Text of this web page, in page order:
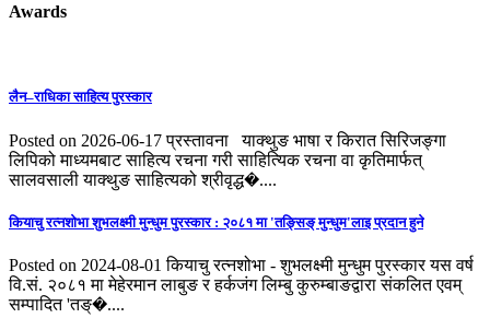
Awards
लैन–राधिका साहित्य पुरस्कार
Posted on 2026-06-17प्रस्तावना याक्थुङ भाषा र किरात सिरिजङ्गा
लिपिको माध्यमबाट साहित्य रचना गरी साहित्यिक रचना वा कृतिमार्फत्
सालवसाली याक्थुङ साहित्यको श्रीवृद्ध�....
कियाचु रत्नशाेभा शुभलक्ष्मी मुन्धुम पुरस्कार : २०८१ मा 'तङ्सिङ् मुन्धुम'लाइ प्रदान हुने
Posted on 2024-08-01 कियाचु रत्नशोभा - शुभलक्ष्मी मुन्धुम पुरस्कार यस वर्ष
वि.सं. २०८१ मा मेहेरमान लाबुङ र हर्कजंग लिम्बु कुरुम्बाङद्वारा संकलित एवम्
सम्पादित 'तङ्�....